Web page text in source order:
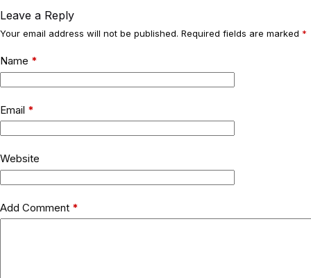
Leave a Reply
Your email address will not be published. Required fields are marked *
Name *
Email *
Website
Add Comment *